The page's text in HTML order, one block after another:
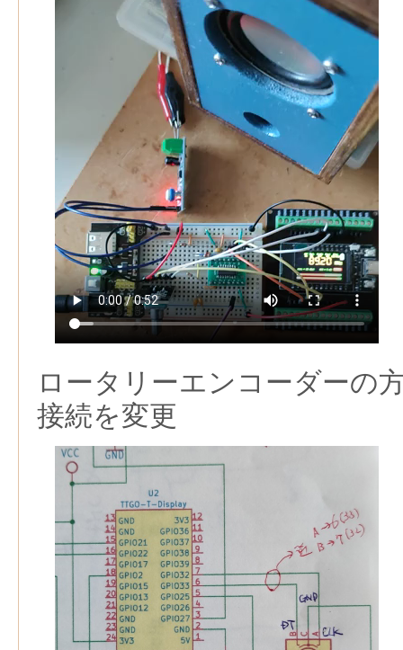
ロータリーエンコーダーの
接続を変更